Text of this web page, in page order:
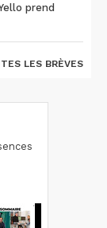
prend
LES BRÈVES